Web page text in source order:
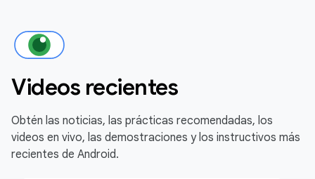
Videos recientes
Obtén las noticias, las prácticas recomendadas, los
videos en vivo, las demostraciones y los instructivos más
recientes de Android.